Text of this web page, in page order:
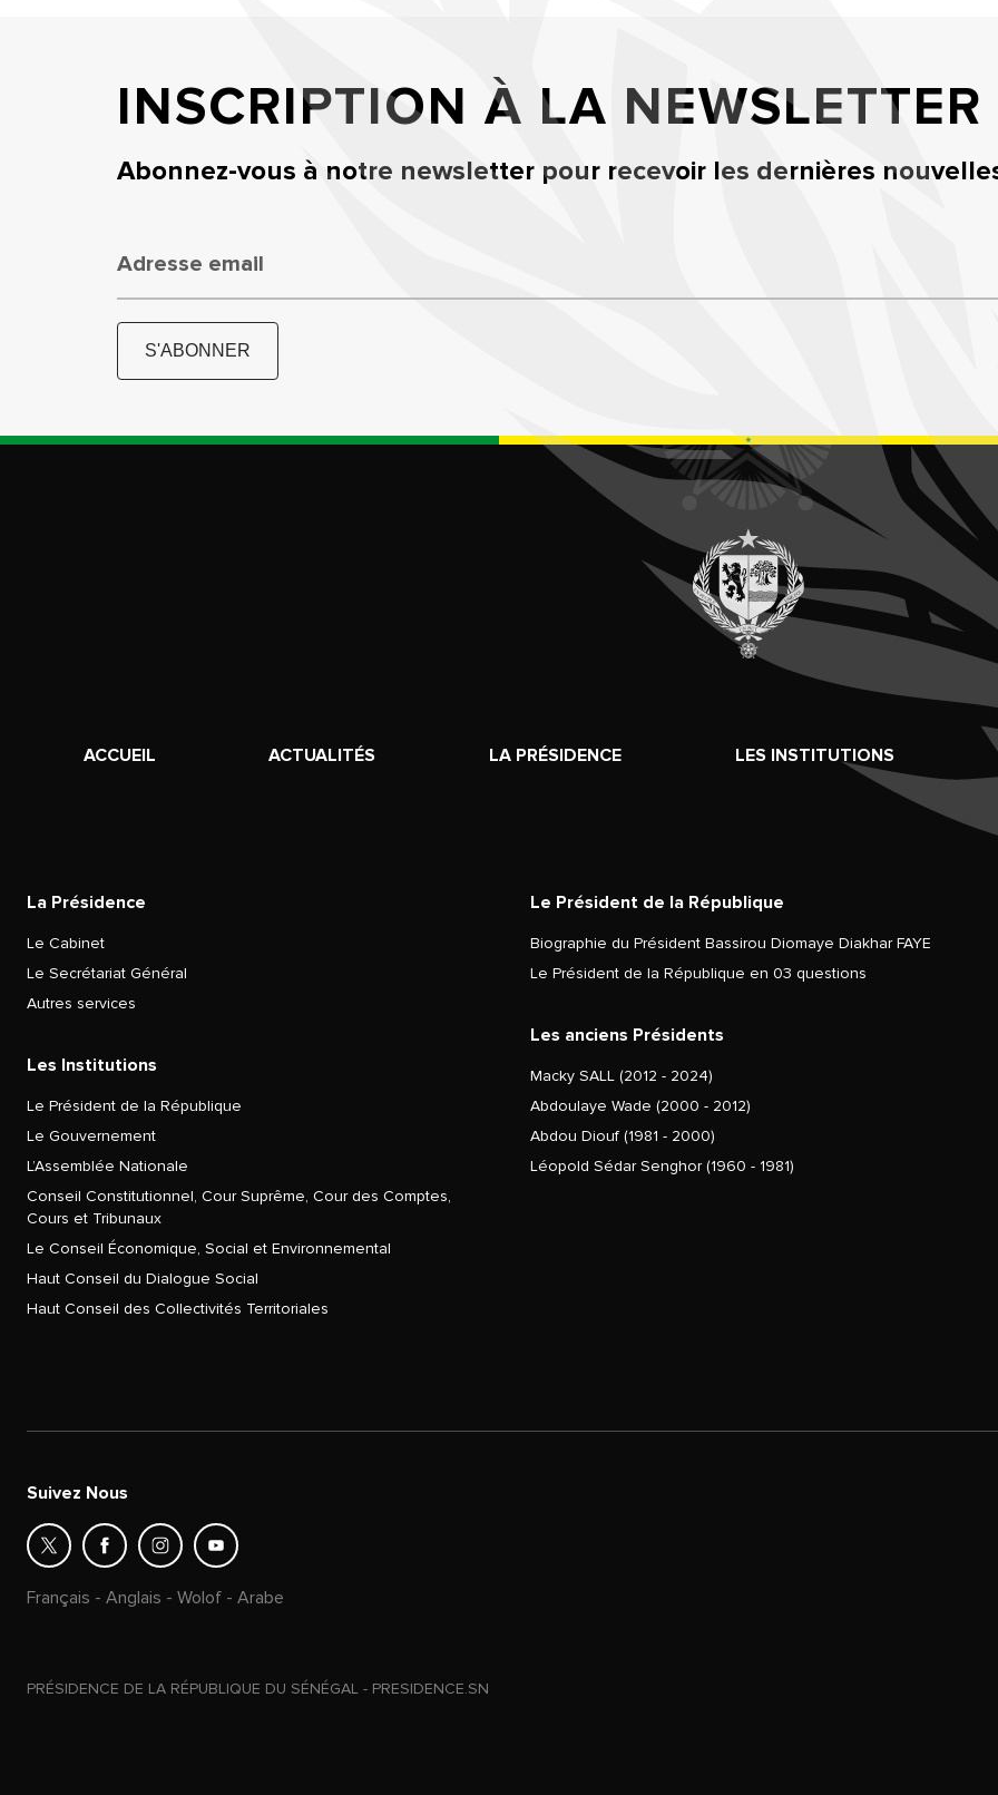
INSCRIPTION À LA NEWSLETTER
Abonnez-vous à notre newsletter pour recevoir les dernières
Adresse email
S'ABONNER
ACCUEIL ACTUALITÉS LA PRÉSIDENCE LES INSTITUTIONS
La Présidence
Le Cabinet
Le Secrétariat Général
Autres services
Les Institutions
Le Président de la République
Le Gouvernement
L’Assemblée Nationale
Conseil Constitutionnel, Cour Suprême, Cour des Comptes,
Cours et Tribunaux
Le Conseil Économique, Social et Environnemental
Haut Conseil du Dialogue Social
Haut Conseil des Collectivités Territoriales
Le Président de la République
Biographie du Président Bassirou Diomaye Diakhar FAYE
Le Président de la République en 03 questions
Les anciens Présidents
Macky SALL (2012 - 2024)
Abdoulaye Wade (2000 - 2012)
Abdou Diouf (1981 - 2000)
Léopold Sédar Senghor (1960 - 1981)
Suivez Nous
Français - Anglais - Wolof - Arabe
PRÉSIDENCE DE LA RÉPUBLIQUE DU SÉNÉGAL - PRESIDENCE.SN